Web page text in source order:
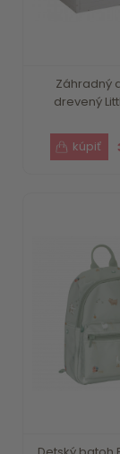
Záhradný
drevený